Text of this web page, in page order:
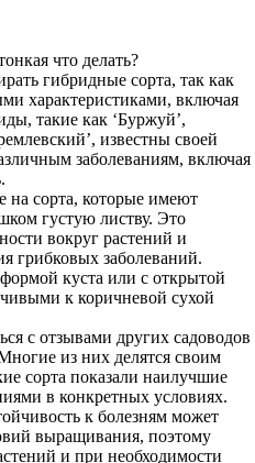
что делать?
гибридные сорта, так как
характеристиками, включая
такие как ‘Буржуй’,
известны своей
заболеваниям, включая
на сорта, которые имеют
густую листву. Это
вокруг растений и
грибковых заболеваний.
куста или с открытой
к коричневой сухой
с отзывами других садоводов
из них делятся своим
сорта показали наилучшие
в конкретных условиях.
к болезням может
выращивания, поэтому
и при необходимости